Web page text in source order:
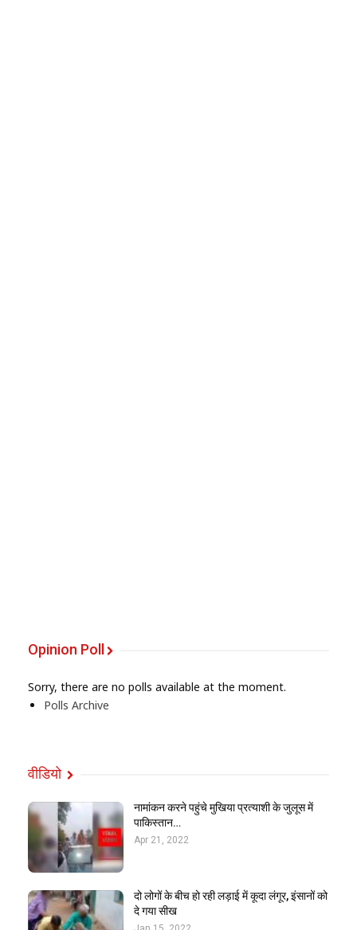
Opinion Poll
Sorry, there are no polls available at the moment.
Polls Archive
वीडियो
नामांकन करने पहुंचे मुखिया प्रत्याशी के जुलूस में
पाकिस्तान…
Apr 21, 2022
दो लोगों के बीच हो रही लड़ाई में कूदा लंगूर, इंसानों को
दे गया सीख